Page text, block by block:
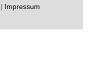
| Impressum